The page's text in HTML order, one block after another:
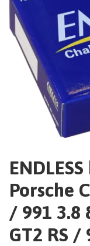
Porsche
/ 991 3.8
GT2 RS /